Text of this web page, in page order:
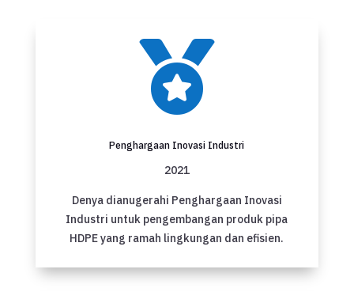

Penghargaan Inovasi Industri
2021
Denya dianugerahi Penghargaan Inovasi
Industri untuk pengembangan produk pipa
HDPE yang ramah lingkungan dan efisien.